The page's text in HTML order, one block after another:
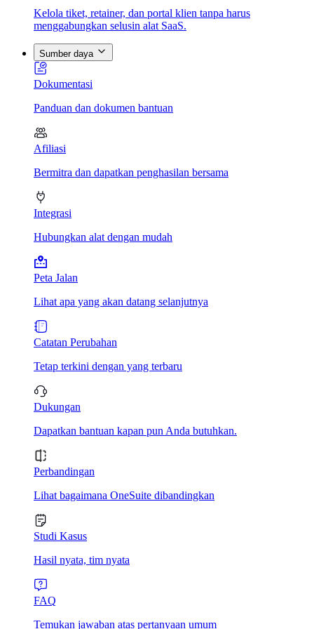
Kelola tiket, retainer, dan portal klien tanpa harus
menggabungkan selusin alat SaaS.
Sumber daya
Dokumentasi
Panduan dan dokumen bantuan
Afiliasi
Bermitra dan dapatkan penghasilan bersama
Integrasi
Hubungkan alat dengan mudah
Peta Jalan
Lihat apa yang akan datang selanjutnya
Catatan Perubahan
Tetap terkini dengan yang terbaru
Dukungan
Dapatkan bantuan kapan pun Anda butuhkan.
Perbandingan
Lihat bagaimana OneSuite dibandingkan
Studi Kasus
Hasil nyata, tim nyata
FAQ
Temukan jawaban atas pertanyaan umum